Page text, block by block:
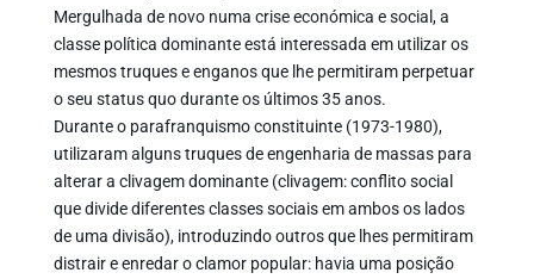
Mergulhada de novo numa crise económica e social, a
classe política dominante está interessada em utilizar os
mesmos truques e enganos que lhe permitiram perpetuar
o seu status quo durante os últimos 35 anos.
Durante o parafranquismo constituinte (1973-1980),
utilizaram alguns truques de engenharia de massas para
alterar a clivagem dominante (clivagem: conflito social
que divide diferentes classes sociais em ambos os lados
de uma divisão), introduzindo outros que lhes permitiram
distrair e enredar o clamor popular: havia uma posição